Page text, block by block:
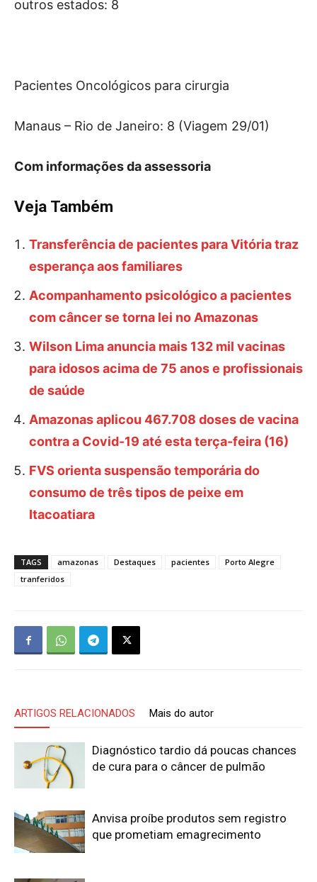
outros estados: 8
Pacientes Oncológicos para cirurgia
Manaus – Rio de Janeiro: 8 (Viagem 29/01)
Com informações da assessoria
Veja Também
Transferência de pacientes para Vitória traz
esperança aos familiares
Acompanhamento psicológico a pacientes
com câncer se torna lei no Amazonas
Wilson Lima anuncia mais 132 mil vacinas
para idosos acima de 75 anos e profissionais
de saúde
Amazonas aplicou 467.708 doses de vacina
contra a Covid-19 até esta terça-feira (16)
FVS orienta suspensão temporária do
consumo de três tipos de peixe em
Itacoatiara
TAGS amazonas Destaques pacientes
Porto Alegre
tranferidos
ARTIGOS RELACIONADOS Mais do autor
Diagnóstico tardio dá poucas chances
de cura para o câncer de pulmão
Anvisa proíbe produtos sem registro
que prometiam emagrecimento